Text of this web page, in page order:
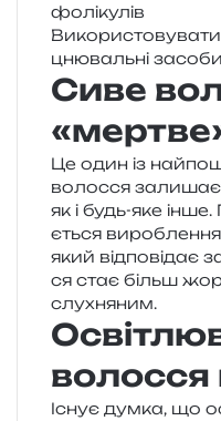
фолікулів
цню­валь­ні засоби
Сиве
Це один із
волос­ся
як і будь-яке
є­ться
який від­по­від­ає
ся стає більш
слухняним.
Існує думка, що